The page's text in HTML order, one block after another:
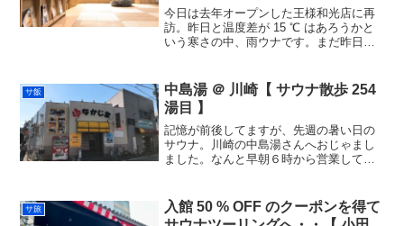
今日は去年オープンした王様和光店に再
訪。昨日と温度差が 15 ℃ はあろうかと
いう寒さの中、雨ウナです。まだ昨日オ
と露天風呂の印象は覚えていて、入って
すぐに目に飛び込ん...
サ飯
中島湯 ＠ 川崎【 サウナ散歩 254
湯目 】
記憶が前後してますが、先週の暑い日の
サウナ。川崎の中島湯さんへおじゃまし
ました。なんと早朝６時から営業してる
でよく見る黒湯。ちょっと薄めで熱め。
サウナが 100 円とリ...
サ旅
入館 50 % OFF のクーポンを得て